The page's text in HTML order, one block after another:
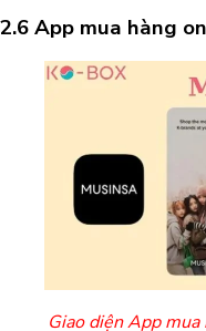
2.6 App mua hàng
Giao diện App